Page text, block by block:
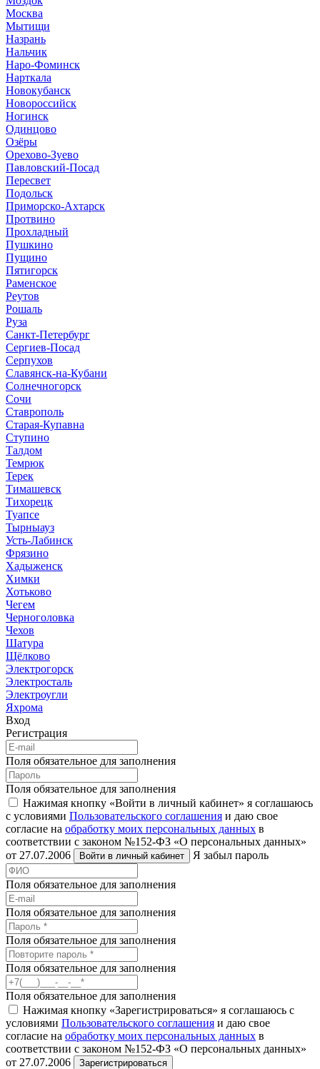
Москва
Мытищи
Назрань
Нальчик
Наро-Фоминск
Нарткала
Новокубанск
Новороссийск
Ногинск
Одинцово
Озёры
Орехово-Зуево
Павловский-Посад
Пересвет
Подольск
Приморско-Ахтарск
Протвино
Прохладный
Пушкино
Пущино
Пятигорск
Раменское
Реутов
Рошаль
Руза
Санкт-Петербург
Сергиев-Посад
Серпухов
Славянск-на-Кубани
Солнечногорск
Сочи
Ставрополь
Старая-Купавна
Ступино
Талдом
Темрюк
Терек
Тимашевск
Тихорецк
Туапсе
Тырныауз
Усть-Лабинск
Фрязино
Хадыженск
Химки
Хотьково
Чегем
Черноголовка
Чехов
Шатура
Щёлково
Электрогорск
Электросталь
Электроугли
Яхрома
Вход
Регистрация
Поля обязательное для заполнения
Поля обязательное для заполнения
Нажимая кнопку «Войти в личный кабинет» я соглашаюсь
с условиями Пользовательского соглашения и даю свое
согласие на обработку моих персональных данных в
соответствии с законом №152-ФЗ «О персональных данных»
от 27.07.2006
Войти в личный кабинет Я забыл пароль
Поля обязательное для заполнения
Поля обязательное для заполнения
Поля обязательное для заполнения
Поля обязательное для заполнения
Поля обязательное для заполнения
Нажимая кнопку «Зарегистрироваться» я соглашаюсь с
условиями Пользовательского соглашения и даю свое
согласие на обработку моих персональных данных в
соответствии с законом №152-ФЗ «О персональных данных»
от 27.07.2006
Зарегистрироваться